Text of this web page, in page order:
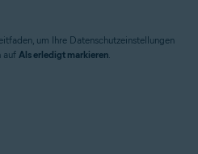
um Ihre Datenschutzeinstellungen
auf Als erledigt markieren.